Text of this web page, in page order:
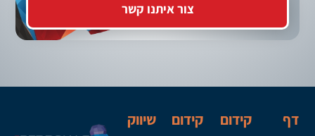
צור איתנו קשר
דף
קידום
קידום
שיווק